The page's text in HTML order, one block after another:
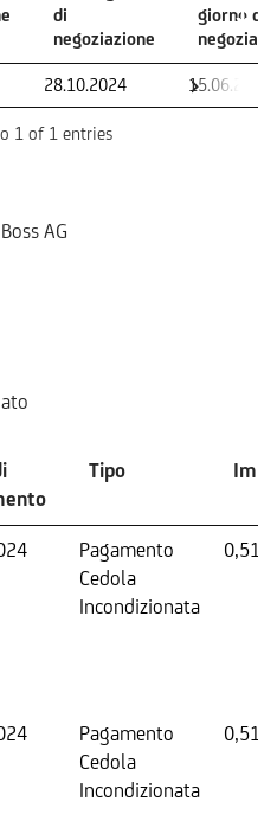
di
negoziazione
giorno di
Primo giorno
negoziazione
Ultimo
28.10.2024 15.06.2026
1 of 1 entries
AG
Tipo
Pagamento
Cedola
Incondizionata
0,51
Pagamento
Cedola
Incondizionata
0,51